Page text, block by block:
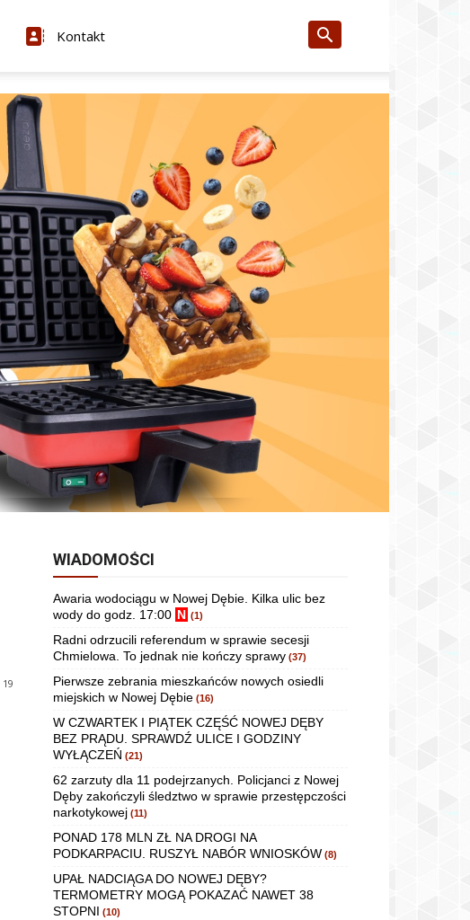
Kontakt
19
WIADOMOŚCI
Awaria wodociągu w Nowej Dębie. Kilka ulic bez
wody do godz. 17:00 N (1)
Radni odrzucili referendum w sprawie secesji
Chmielowa. To jednak nie kończy sprawy (37)
Pierwsze zebrania mieszkańców nowych osiedli
miejskich w Nowej Dębie (16)
W CZWARTEK I PIĄTEK CZĘŚĆ NOWEJ DĘBY
BEZ PRĄDU. SPRAWDŹ ULICE I GODZINY
WYŁĄCZEŃ (21)
62 zarzuty dla 11 podejrzanych. Policjanci z Nowej
Dęby zakończyli śledztwo w sprawie przestępczości
narkotykowej (11)
PONAD 178 MLN ZŁ NA DROGI NA
PODKARPACIU. RUSZYŁ NABÓR WNIOSKÓW (8)
UPAŁ NADCIĄGA DO NOWEJ DĘBY?
TERMOMETRY MOGĄ POKAZAĆ NAWET 38
STOPNI (10)